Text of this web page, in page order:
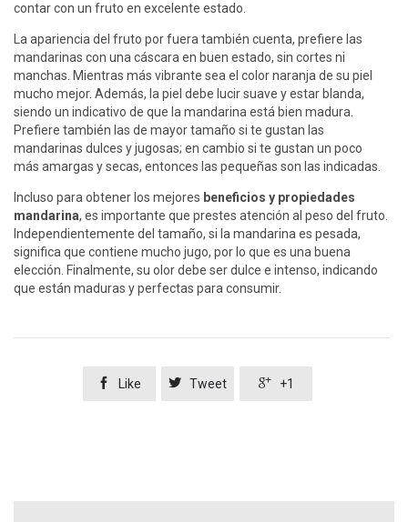
contar con un fruto en excelente estado.
La apariencia del fruto por fuera también cuenta, prefiere las
mandarinas con una cáscara en buen estado, sin cortes ni
manchas. Mientras más vibrante sea el color naranja de su piel
mucho mejor. Además, la piel debe lucir suave y estar blanda,
siendo un indicativo de que la mandarina está bien madura.
Prefiere también las de mayor tamaño si te gustan las
mandarinas dulces y jugosas; en cambio si te gustan un poco
más amargas y secas, entonces las pequeñas son las indicadas.
Incluso para obtener los mejores beneficios y propiedades
mandarina, es importante que prestes atención al peso del fruto.
Independientemente del tamaño, si la mandarina es pesada,
significa que contiene mucho jugo, por lo que es una buena
elección. Finalmente, su olor debe ser dulce e intenso, indicando
que están maduras y perfectas para consumir.
 Like  Tweet  +1